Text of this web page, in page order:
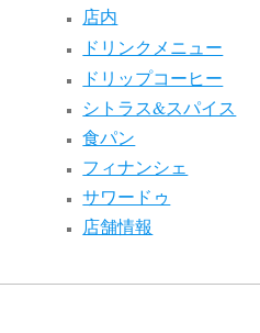
店内
ドリンクメニュー
ドリップコーヒー
シトラス&スパイス
食パン
フィナンシェ
サワードゥ
店舗情報